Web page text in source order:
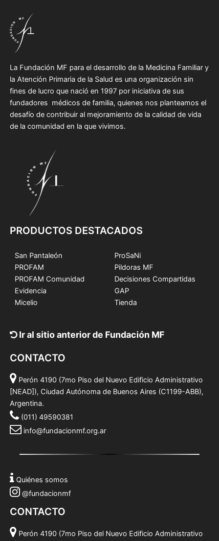
La Fundación MF para el desarrollo de la Medicina Familiar y
la Atención Primaria de la Salud es una organización sin
fines de lucro que nació en 1997 por iniciativa de sus
fundadores médicos de familia, quienes nos planteamos el
desafío de contribuir al mejoramiento de la calidad de vida
de la comunidad en la que vivimos.
PRODUCTOS DESTACADOS
San Pantaleón
PROFAM
PROFAM Comunidad
Evidencia
Micelio
ProSaNi
Pildoras MF
Decisiones Compartidas
GAP
Tienda
Ir al sitio anterior de Fundación MF
CONTACTO
Perón 4190 (7mo Piso del Nuevo Edificio Administrativo
[NEAD]), Ciudad Autónoma de Buenos Aires (C1199-ABB),
Argentina.
(011) 49590381
info@fundacionmf.org.ar
Quiénes somos
@fundacionmf
CONTACTO
Perón 4190 (7mo Piso del Nuevo Edificio Administrativo